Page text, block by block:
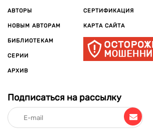
АВТОРЫ
НОВЫМ АВТОРАМ
БИБЛИОТЕКАМ
СЕРИИ
АРХИВ
СЕРТИФИКАЦИЯ
КАРТА САЙТА
Подписаться на рассылку